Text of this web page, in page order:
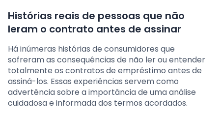
Histórias reais de pessoas que não
leram o contrato antes de assinar
Há inúmeras histórias de consumidores que
sofreram as consequências de não ler ou entender
totalmente os contratos de empréstimo antes de
assiná-los. Essas experiências servem como
advertência sobre a importância de uma análise
cuidadosa e informada dos termos acordados.